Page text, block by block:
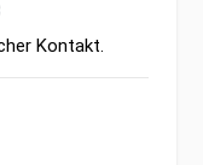
2023
Kontakt.